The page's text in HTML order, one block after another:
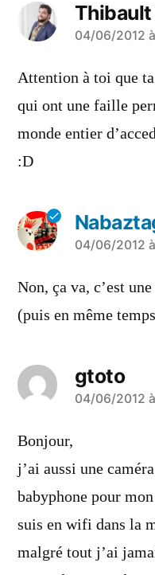
a
dit :
04/06/2012
Attention à toi que
qui ont une faille
monde entier
:D
a
dit :
04/06/2012
Non, ça va, c’est
(puis en même
gtoto
a
04/06/2012
Bonjour,
j’ai aussi une
babyphone pour
suis en wifi dans la
malgré tout j’ai